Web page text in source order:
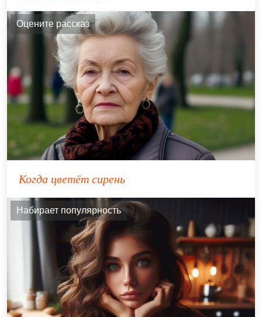
Оцените рассказ
Когда цветёт сирень
Набирает популярность